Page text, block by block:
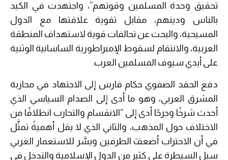
تحقيق وحدة المسلمين وقوتهم”، واجتهدت في الكيد
بالناس ودينهم، مقابل تقوية علاقتها مع الدول
المسيحية، والبحث عن تحالفات قوية لاستهداف المنطقة
العربية، والانتقام لسقوط الإمبراطورية الساسانية الوثنية
على أيدي سيوف المسلمين العرب.
دفع الحقد الصفوي حكام فارس إلى الاجتهاد في محاربة
المشرق العربي، وهو ما أدى إلى الصدام السياسي الذي
أحدث شرخًا وجرحًا أدى إلى “الانقسام والتحارب انطلاقًا من
الاختلاف حول المذهب، والثاني الذي لا يقل أهميةً تمثَّل
في أن الاحتراب أضعفَ الطرفين ويسَّر للاستعمار الغربي
سبل السيطرة على كثير من الدول الإسلامية والتدخل في